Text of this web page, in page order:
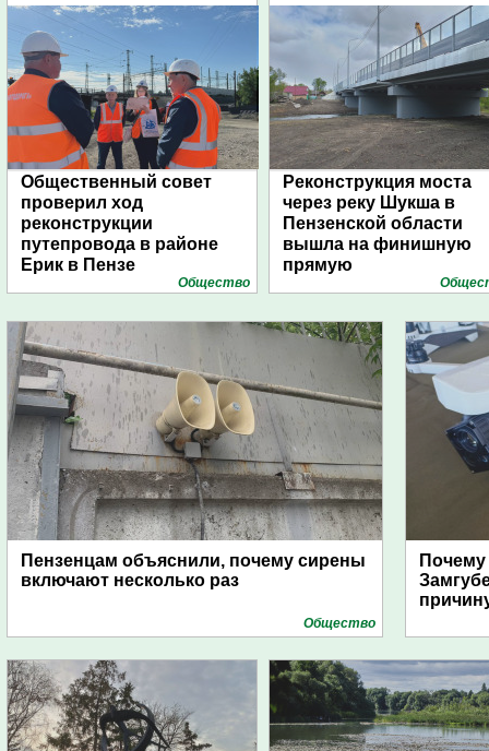
Общественный совет
проверил ход
реконструкции
путепровода в районе
Ерик в Пензе
Общество
Реконструкция моста
через реку Шукша в
Пензенской области
вышла на финишную
прямую
Пензенцам объяснили, почему сирены
включают несколько раз
Общество